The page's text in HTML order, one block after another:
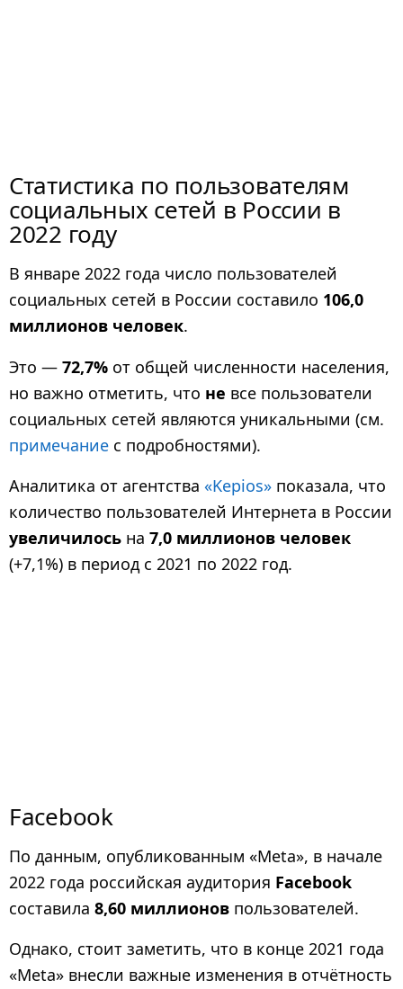
Статистика по пользователям
социальных сетей в России в
2022 году
В январе 2022 года число пользователей
социальных сетей в России составило 106,0
миллионов человек.
Это — 72,7% от общей численности населения,
но важно отметить, что не все пользователи
социальных сетей являются уникальными (см.
примечание с подробностями).
Аналитика от агентства «Kepios» показала, что
количество пользователей Интернета в России
увеличилось на 7,0 миллионов человек
(+7,1%) в период с 2021 по 2022 год.
Facebook
По данным, опубликованным «Meta», в начале
2022 года российская аудитория Facebook
составила 8,60 миллионов пользователей.
Однако, стоит заметить, что в конце 2021 года
«Meta» внесли важные изменения в отчётность